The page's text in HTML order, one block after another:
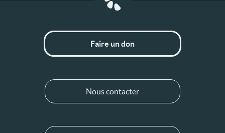
Faire un don
Nous contacter